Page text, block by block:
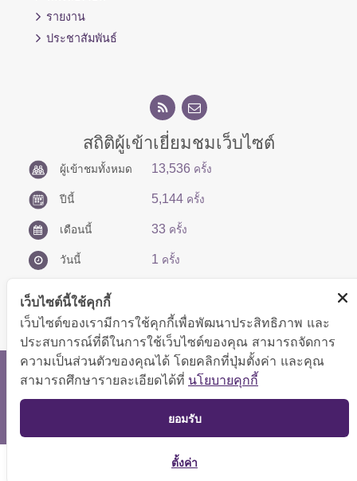
รายงาน
ประชาสัมพันธ์
สถิติผู้เข้าเยี่ยมชมเว็บไซต์
ผู้เข้าชมทั้งหมด 13,536 ครั้ง
ปีนี้ 5,144 ครั้ง
เดือนนี้ 33 ครั้ง
วันนี้ 1 ครั้ง
สงวนลิขสิทธิ์ © 2566 กองบริหารการคลัง
แสดงผลได้ดีที่ขนาดหน้าจอ 1024x768 pixel
แผนผังเว็บไซต์
TOP
เว็บไซต์นี้ใช้คุกกี้
เว็บไซต์ของเรามีการใช้คุกกี้เพื่อพัฒนาประสิทธิภาพ และ
ประสบการณ์ที่ดีในการใช้เว็บไซต์ของคุณ สามารถจัดการ
ความเป็นส่วนตัวของคุณได้ โดยคลิกที่ปุ่มตั้งค่า และคุณ
สามารถศึกษารายละเอียดได้ที่ นโยบายคุกกี้
ยอมรับ
ตั้งค่า